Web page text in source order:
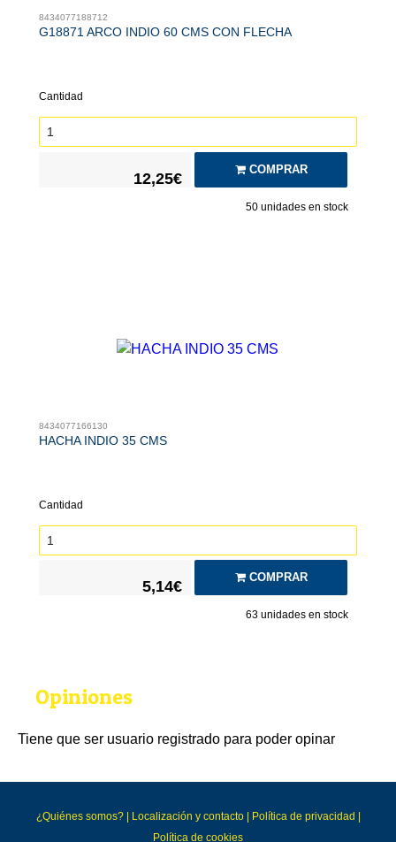
8434077188712
G18871 ARCO INDIO 60 CMS CON FLECHA
Cantidad
12,25€
COMPRAR
50 unidades en stock
8434077166130
HACHA INDIO 35 CMS
Cantidad
5,14€
COMPRAR
63 unidades en stock
Opiniones
Tiene que ser usuario registrado para poder opinar
¿Quiénes somos?| Localización y contacto| Política de privacidad
Política de cookies